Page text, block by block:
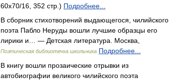
60x70/16, 352 стр.) Подробнее...
В сборник стихотворений выдающегося, чилийского
поэта Пабло Неруды вошли лучшие образцы его
лирики и… — Детская литература. Москва,
Поэтическая библиотечка школьника Подробнее...
В книгу вошли прозаические отрывки из
автобиографии великого чилийского поэта